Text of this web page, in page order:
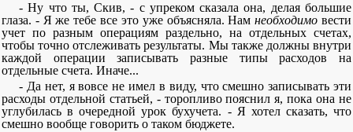
- Ну что ты, Скив, - с упреком сказала она, делая большие
глаза. - Я же тебе все это уже объясняла. Намнеобходимо вести
учет по разным операциям раздельно, на отдельных счетах,
чтобы точно отслеживать результаты. Мы также должны внутри
каждой операции записывать разные типы расходов на
отдельные счета. Иначе...
- Да нет, я вовсе не имел в виду, что смешно записывать эти
расходы отдельной статьей, - торопливо пояснил я, пока она не
углубилась в очередной урок бухучета. - Я хотел сказать, что
смешно вообще говорить о таком бюджете.